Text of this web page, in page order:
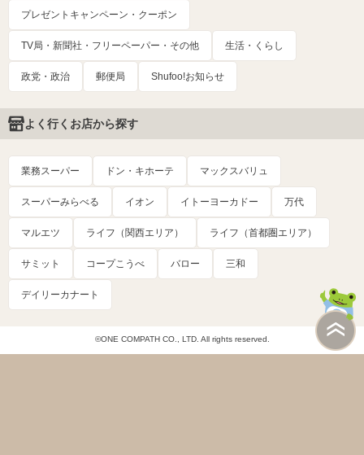
プレゼントキャンペーン・クーポン
TV局・新聞社・フリーペーパー・その他 生活・くらし
政党・政治 郵便局 Shufoo!お知らせ
よく行くお店から探す
業務スーパー ドン・キホーテ マックスバリュ
スーパーみらべる イオン イトーヨーカドー 万代
マルエツ ライフ（関西エリア） ライフ（首都圏エリア）
サミット コープこうべ バロー 三和
デイリーカナート
©ONE COMPATH CO., LTD. All rights reserved.